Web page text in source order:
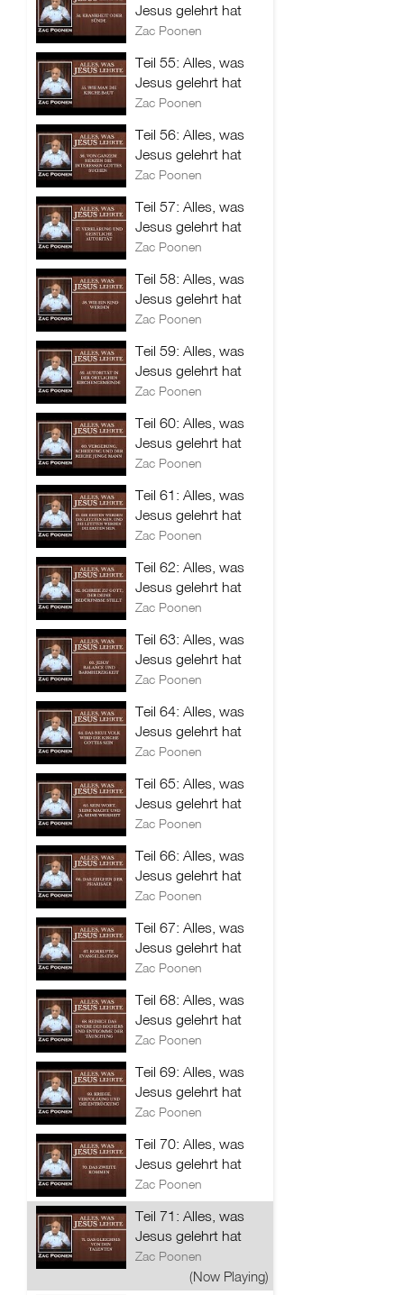
Jesus gelehrt hat
Zac Poonen
Teil 55: Alles, was
Jesus gelehrt hat
Zac Poonen
Teil 56: Alles, was
Jesus gelehrt hat
Zac Poonen
Teil 57: Alles, was
Jesus gelehrt hat
Zac Poonen
Teil 58: Alles, was
Jesus gelehrt hat
Zac Poonen
Teil 59: Alles, was
Jesus gelehrt hat
Zac Poonen
Teil 60: Alles, was
Jesus gelehrt hat
Zac Poonen
Teil 61: Alles, was
Jesus gelehrt hat
Zac Poonen
Teil 62: Alles, was
Jesus gelehrt hat
Zac Poonen
Teil 63: Alles, was
Jesus gelehrt hat
Zac Poonen
Teil 64: Alles, was
Jesus gelehrt hat
Zac Poonen
Teil 65: Alles, was
Jesus gelehrt hat
Zac Poonen
Teil 66: Alles, was
Jesus gelehrt hat
Zac Poonen
Teil 67: Alles, was
Jesus gelehrt hat
Zac Poonen
Teil 68: Alles, was
Jesus gelehrt hat
Zac Poonen
Teil 69: Alles, was
Jesus gelehrt hat
Zac Poonen
Teil 70: Alles, was
Jesus gelehrt hat
Zac Poonen
Teil 71: Alles, was
Jesus gelehrt hat
Zac Poonen
(Now Playing)